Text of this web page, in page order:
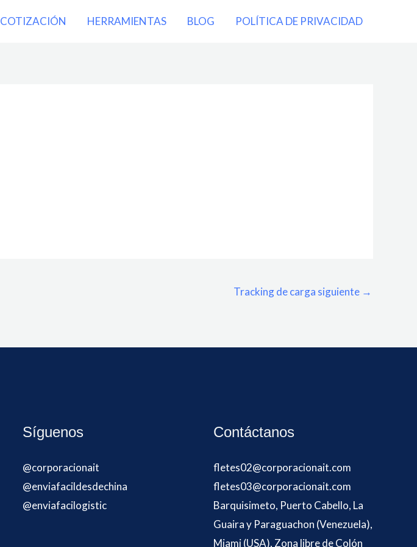
COTIZACIÓN HERRAMIENTAS BLOG POLÍTICA DE PRIVACIDAD
Tracking de carga siguiente →
Síguenos
@corporacionait
@enviafacildesdechina
@enviafacilogistic
Contáctanos
fletes02@corporacionait.com
fletes03@corporacionait.com
Barquisimeto, Puerto Cabello, La
Guaira y Paraguachon (Venezuela),
Miami (USA), Zona libre de Colón